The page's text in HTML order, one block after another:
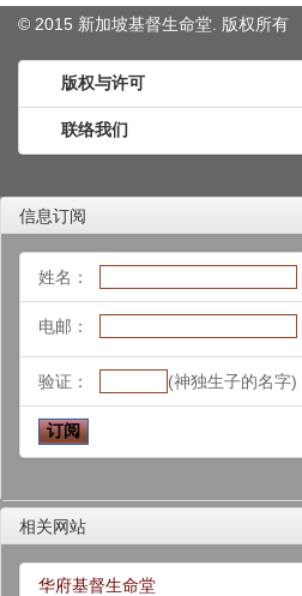
© 2015 新加坡基督生命堂. 版权所有
版权与许可
联络我们
信息订阅
姓名：
电邮：
验证： (神独生子的名字)
相关网站
华府基督生命堂